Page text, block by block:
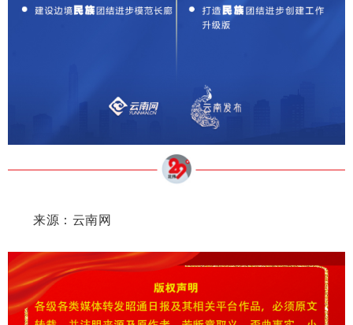
来源：云南网